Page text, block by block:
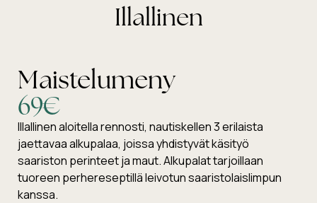
Illallinen
Maistelumeny
69€
Illallinen aloitella rennosti, nautiskellen 3 erilaista
jaettavaa alkupalaa, joissa yhdistyvät käsityö
saariston perinteet ja maut. Alkupalat tarjoillaan
tuoreen perhereseptillä leivotun saaristolaislimpun
kanssa.